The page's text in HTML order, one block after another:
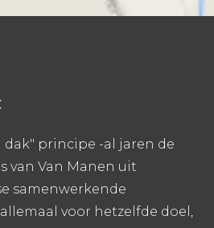
dak" principe -al jaren de
van Van Manen uit
samenwerkende
voor hetzelfde doel,